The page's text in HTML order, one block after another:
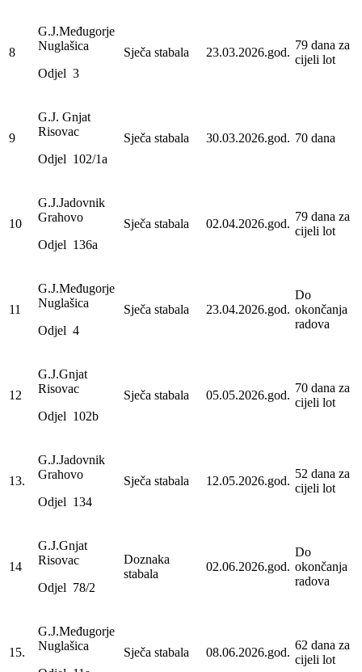
8
G.J.Međugorje
Nuglašica
Odjel 3
Sječa stabala 23.03.2026.god.
79 dana za
cijeli lot
9
G.J. Gnjat
Risovac
Odjel 102/1a
Sječa stabala 30.03.2026.god. 70 dana
10
G.J.Jadovnik
Grahovo
Odjel 136a
Sječa stabala 02.04.2026.god.
79 dana za
cijeli lot
11
G.J.Međugorje
Nuglašica
Odjel 4
Sječa stabala 23.04.2026.god.
Do
okončanja
radova
12
G.J.Gnjat
Risovac
Odjel 102b
Sječa stabala 05.05.2026.god.
70 dana za
cijeli lot
13.
G.J.Jadovnik
Grahovo
Odjel 134
Sječa stabala 12.05.2026.god.
52 dana za
cijeli lot
14
G.J.Gnjat
Risovac
Odjel 78/2
Doznaka
stabala
02.06.2026.god.
Do
okončanja
radova
15.
G.J.Međugorje
Nuglašica
Sječa stabala 08.06.2026.god.
62 dana za
cijeli lot